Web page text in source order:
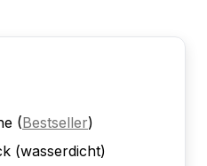
(Bestseller)
(wasserdicht)